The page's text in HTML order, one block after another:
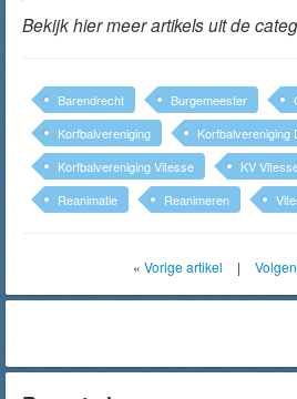
Bekijk hier meer artikels uit de
Barendrecht Burgemeester
Korfbalvereniging
Korfbalvereniging
Korfbalvereniging Vitesse
KV
Reanimatie
Reanimeren
« Vorige artikel |